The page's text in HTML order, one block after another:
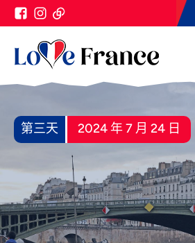
第三天 2024 年 7 月 24 日